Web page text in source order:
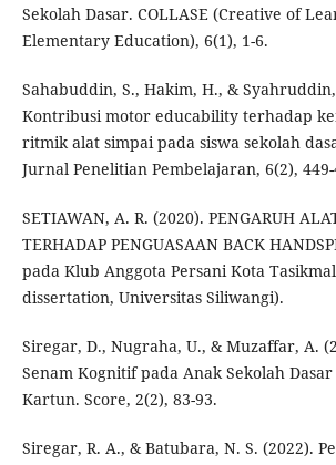
Sekolah Dasar. COLLASE (Creative of
Elementary Education), 6(1), 1-6.
Sahabuddin, S., Hakim, H., & Syahruddin,
Kontribusi motor educability terhadap
ritmik alat simpai pada siswa sekolah
Jurnal Penelitian Pembelajaran, 6(2), 449-
SETIAWAN, A. R. (2020). PENGARUH
TERHADAP PENGUASAAN BACK
pada Klub Anggota Persani Kota
dissertation, Universitas Siliwangi).
Siregar, D., Nugraha, U., & Muzaffar, A.
Senam Kognitif pada Anak Sekolah
Kartun. Score, 2(2), 83-93.
Siregar, R. A., & Batubara, N. S. (2022).